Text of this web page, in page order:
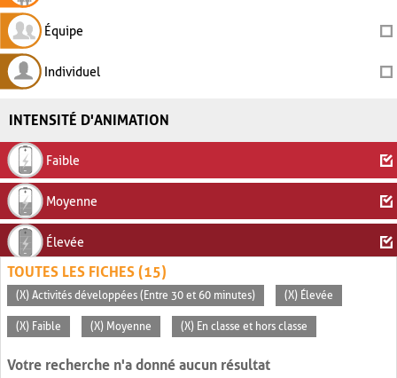
Équipe
Individuel
INTENSITÉ D'ANIMATION
Faible
Moyenne
Élevée
TOUTES LES FICHES (15)
(X) Activités développées (Entre 30 et 60 minutes) (X) Élevée
(X) Faible (X) Moyenne (X) En classe et hors classe
Votre recherche n'a donné aucun résultat